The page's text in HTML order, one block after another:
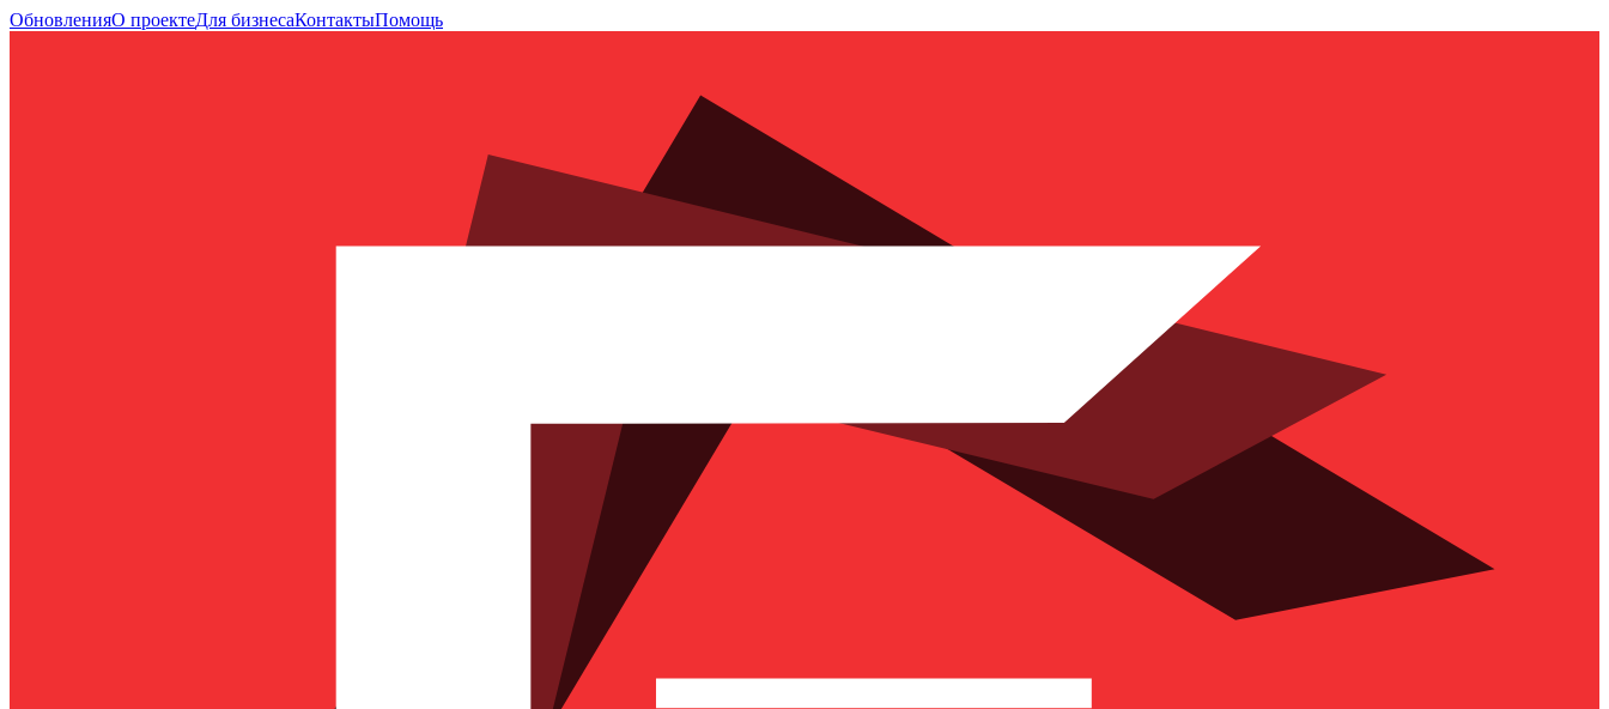
ОбновленияО проектеДля бизнесаКонтактыПомощь